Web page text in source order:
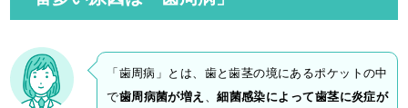
「歯周病」とは、歯と歯茎の境にあるポケットの中
で歯周病菌が増え 、細菌感染によって歯茎に炎症が